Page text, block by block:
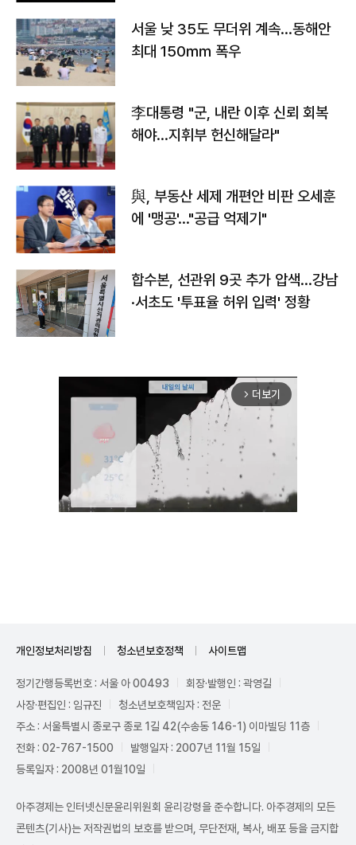
서울 낮 35도 무더위 계속…동해안
최대 150㎜ 폭우
李대통령 "군, 내란 이후 신뢰 회복
해야…지휘부 헌신해달라"
與, 부동산 세제 개편안 비판 오세훈
에 '맹공'…"공급 억제기"
합수본, 선관위 9곳 추가 압색…강남
·서초도 '투표율 허위 입력' 정황
arrow_forward_ios 더보기
개인정보처리방침 청소년보호정책 사이트맵
정기간행등록번호 : 서울 아 00493
회장·발행인 : 곽영길
사장·편집인 : 임규진
청소년보호책임자 : 전운
주소 : 서울특별시 종로구 종로 1길 42(수송동 146-1) 이마빌딩 11층
전화 : 02-767-1500
발행일자 : 2007년 11월 15일
등록일자 : 2008년 01월10일
아주경제는 인터넷신문윤리위원회 윤리강령을 준수합니다. 아주경제의 모든
콘텐츠(기사)는 저작권법의 보호를 받으며, 무단전재, 복사, 배포 등을 금지합